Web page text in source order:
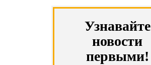
Узнавайте
новости
первыми!